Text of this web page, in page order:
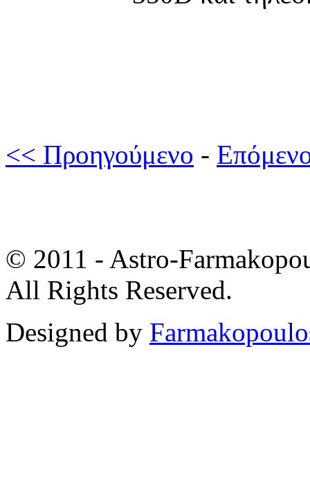
<< Προηγούμενο -
© 2011 - Astro-
All Rights Reserved.
Designed by